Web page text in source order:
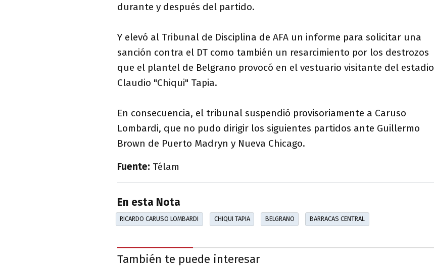
durante y después del partido.
Y elevó al Tribunal de Disciplina de AFA un informe para solicitar una
sanción contra el DT como también un resarcimiento por los destrozos
que el plantel de Belgrano provocó en el vestuario visitante del estadio
Claudio "Chiqui" Tapia.
En consecuencia, el tribunal suspendió provisoriamente a Caruso
Lombardi, que no pudo dirigir los siguientes partidos ante Guillermo
Brown de Puerto Madryn y Nueva Chicago.
Fuente: Télam
En esta Nota
RICARDO CARUSO LOMBARDI CHIQUI TAPIA BELGRANO BARRACAS CENTRAL
También te puede interesar